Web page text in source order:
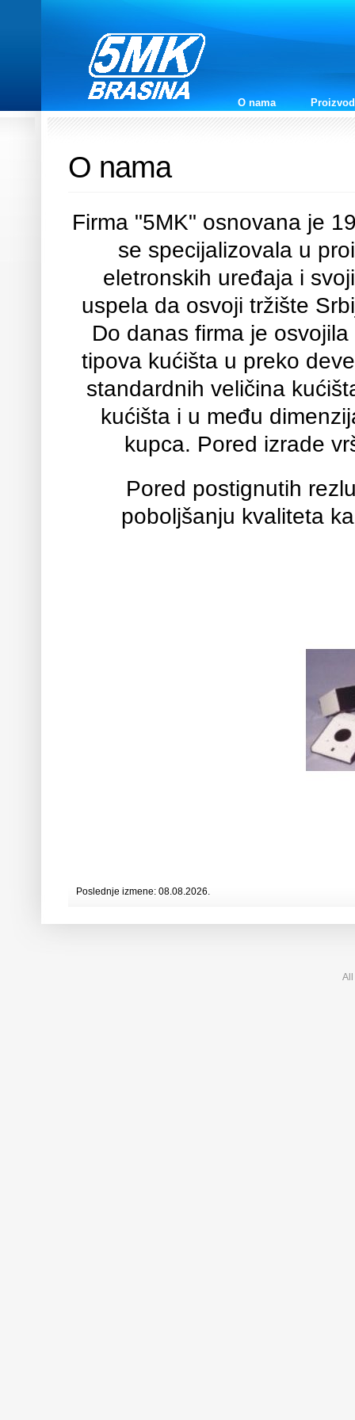
O nama
O nama
Firma "5MK" osnovana je
se specijalizovala u
eletronskih uređaja i
uspela da osvoji tržište
Do danas firma je
tipova kućišta u preko
standardnih veličina
kućišta i u među
kupca. Pored izrade
Pored postignutih
poboljšanju kvaliteta
Poslednje izmene: 08.08.2026.
All